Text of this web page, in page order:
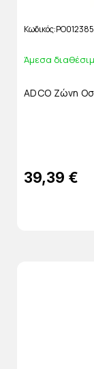
Κωδικός PO012385
Άμεσα
ADCO Ζώνη
39,39 €